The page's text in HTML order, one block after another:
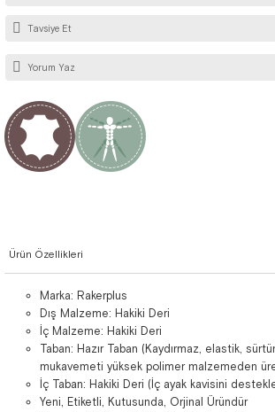
Tavsiye Et
Yorum Yaz
Ürün Özellikleri
Marka: Rakerplus
Dış Malzeme: Hakiki Deri
İç Malzeme: Hakiki Deri
Taban: Hazır Taban (Kaydırmaz, elastik,
mukavemeti yüksek polimer malzemeden
İç Taban: Hakiki Deri (İç ayak kavisini
Yeni, Etiketli, Kutusunda, Orjinal Üründür